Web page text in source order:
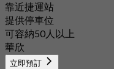
靠近捷運站
提供停車位
可容納50人以上
華欣
立即預訂